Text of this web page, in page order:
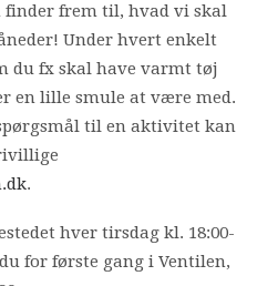
finder frem til, hvad vi skal
Under hvert enkelt
du fx skal have varmt tøj
en lille smule at være med.
til en aktivitet kan
.
hver tirsdag kl. 18:00-
du for første gang i Ventilen,